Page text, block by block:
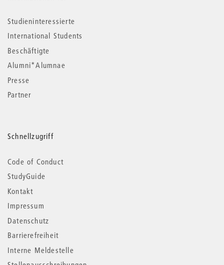
Studieninteressierte
International Students
Beschäftigte
Alumni*Alumnae
Presse
Partner
Schnellzugriff
Code of Conduct
StudyGuide
Kontakt
Impressum
Datenschutz
Barrierefreiheit
Interne Meldestelle